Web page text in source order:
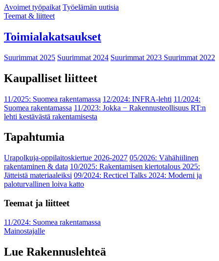
Avoimet työpaikat Työelämän uutisia
Teemat & liitteet
Toimialakatsaukset
Suurimmat 2025 Suurimmat 2024 Suurimmat 2023 Suurimmat 2022
Kaupalliset liitteet
11/2025: Suomea rakentamassa 12/2024: INFRA-lehti 11/2024:
Suomea rakentamassa 11/2023: Jokka − Rakennusteollisuus RT:n
lehti kestävästä rakentamisesta
Tapahtumia
Urapolkuja-oppilaitoskiertue 2026-2027 05/2026: Vähähiilinen
rakentaminen & data 10/2025: Rakentamisen kiertotalous 2025:
Jätteistä materiaaleiksi 09/2024: Recticel Talks 2024: Moderni ja
paloturvallinen loiva katto
Teemat ja liitteet
11/2024: Suomea rakentamassa
Mainostajalle
Lue Rakennuslehteä